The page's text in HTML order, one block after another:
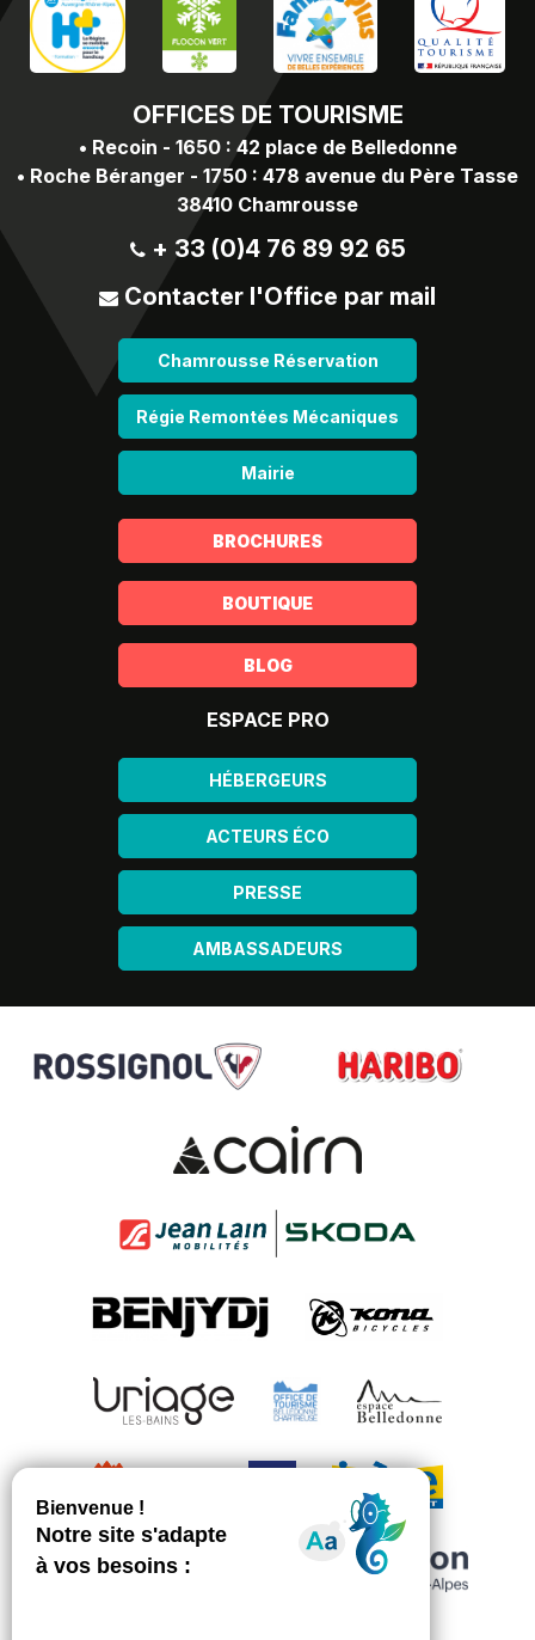
OFFICES DE TOURISME
• Recoin - 1650 : 42 place de Belledonne
• Roche Béranger - 1750 : 478 avenue du Père Tasse
38410 Chamrousse
+ 33 (0)4 76 89 92 65
Contacter l'Office par mail
Chamrousse Réservation
Régie Remontées Mécaniques
Mairie
BROCHURES
BOUTIQUE
BLOG
ESPACE PRO
HÉBERGEURS
ACTEURS ÉCO
PRESSE
AMBASSADEURS